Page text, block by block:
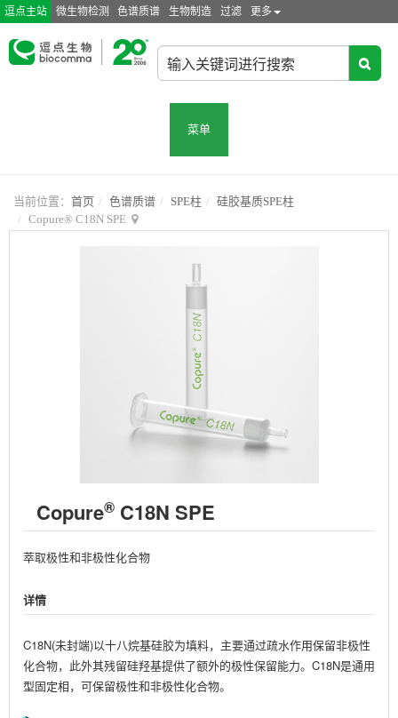
逗点主站 微生物检测 色谱质谱 生物制造 过滤 更多
菜单
当前位置： 首页 色谱质谱 SPE柱
硅胶基质SPE柱
Copure® C18N SPE
Copure® C18N SPE
萃取极性和非极性化合物
详情
C18N(未封端)以十八烷基硅胶为填料，主要通过疏水作用保留非极性
化合物，此外其残留硅羟基提供了额外的极性保留能力。C18N是通用
型固定相，可保留极性和非极性化合物。